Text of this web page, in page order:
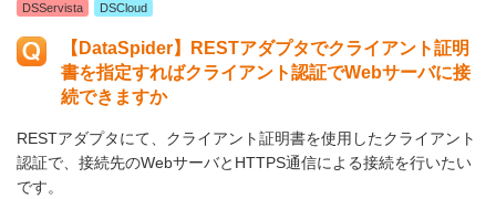
DSServista DSCloud
【DataSpider】RESTアダプタでクライアント証明
書を指定すればクライアント認証でWebサーバに接
続できますか
RESTアダプタにて、クライアント証明書を使用したクライアント
認証で、接続先のWebサーバとHTTPS通信による接続を行いたい
です。